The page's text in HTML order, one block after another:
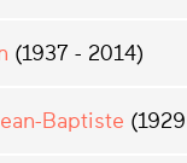
(1937 - 2014)
Baptiste